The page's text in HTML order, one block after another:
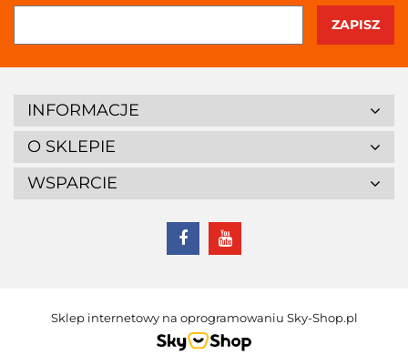
INFORMACJE
O SKLEPIE
WSPARCIE
Sklep internetowy na oprogramowaniu Sky-Shop.pl